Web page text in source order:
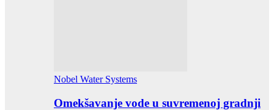
Nobel Water Systems
Omekšavanje vode u suvremenoj gradnji